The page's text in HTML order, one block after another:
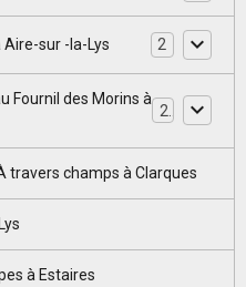
Aire-sur -la-Lys 2
Fournil des Morins à
travers champs à Clarques
à Estaires